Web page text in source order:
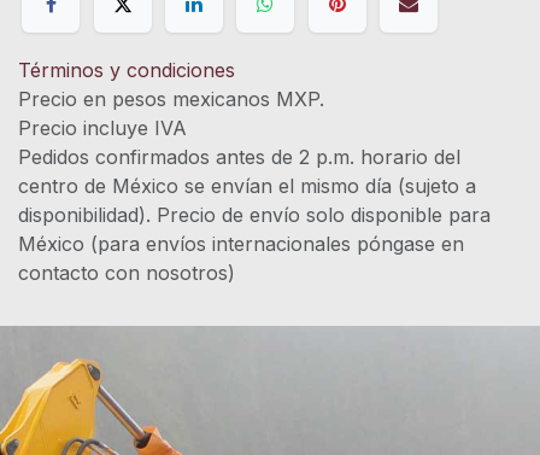
Términos y condiciones
Precio en pesos mexicanos MXP.
Precio incluye IVA
Pedidos confirmados antes de 2 p.m. horario del
centro de México se envían el mismo día (sujeto a
disponibilidad). Precio de envío solo disponible para
México (para envíos internacionales póngase en
contacto con nosotros)